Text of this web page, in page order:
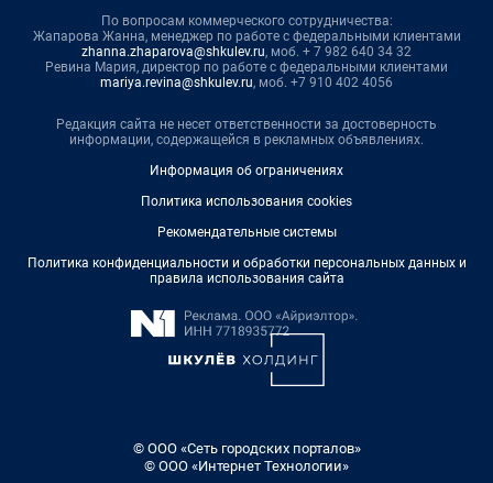
По вопросам коммерческого сотрудничества:
Жапарова Жанна, менеджер по работе с федеральными клиентами
zhanna.zhaparova@shkulev.ru, моб. + 7 982 640 34 32
Ревина Мария, директор по работе с федеральными клиентами
mariya.revina@shkulev.ru, моб. +7 910 402 4056
Редакция сайта не несет ответственности за достоверность
информации, содержащейся в рекламных объявлениях.
Информация об ограничениях
Политика использования cookies
Рекомендательные системы
Политика конфиденциальности и обработки персональных данных и
правила использования сайта
© ООО «Сеть городских порталов»
© ООО «Интернет Технологии»